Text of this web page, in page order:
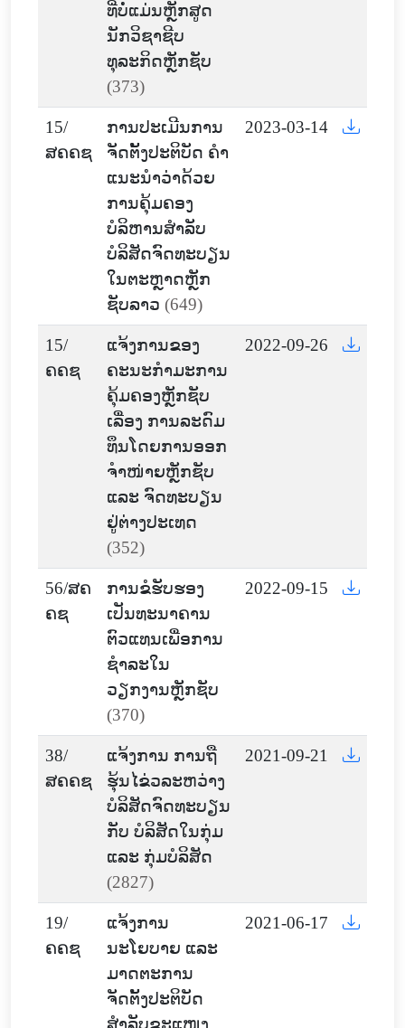
ທີ່ບໍ່ແມ່ນຫຼັກສູດ
ນັກວິຊາຊີບ
ທຸລະກິດຫຼັກຊັບ
(373)
15/
ສຄຄຊ
ການປະເມີນການ
ຈັດຕັ້ງປະຕິບັດ ຄຳ
ແນະນຳວ່າດ້ວຍ
ການຄຸ້ມຄອງ
ບໍລິຫານສຳລັບ
ບໍລິສັດຈົດທະບຽນ
ໃນຕະຫຼາດຫຼັກ
ຊັບລາວ (649)
2023-03-14
15/
ຄຄຊ
ແຈ້ງການຂອງ
ຄະນະກຳມະການ
ຄຸ້ມຄອງຫຼັກຊັບ
ເລື່ອງ ການລະດົມ
ທຶນໂດຍການອອກ
ຈຳໜ່າຍຫຼັກຊັບ
ແລະ ຈົດທະບຽນ
ຢູ່ຕ່າງປະເທດ
(352)
2022-09-26
56/ສ​ຄ​
ຄ​ຊ
ການຂໍຮັບຮອງ
ເປັນທະນາຄານ
ຕົວແທນເພື່ອການ
ຊໍາລະໃນ
ວຽກງານຫຼັກຊັບ
(370)
2022-09-15
38/
ສຄຄຊ
ແຈ້ງການ ການຖື
ຮຸ້ນໄຂ່ວລະຫວ່າງ
ບໍລິສັດຈົດທະບຽນ
ກັບ ບໍລິສັດໃນກຸ່ມ
ແລະ ກຸ່ມບໍລິສັດ
(2827)
2021-09-21
19/
ຄຄຊ
ແຈ້ງການ
ນະໂຍບາຍ ແລະ
ມາດຕະການ
ຈັດຕັ້ງປະຕິບັດ
ສຳລັບຂະແໜງ
2021-06-17